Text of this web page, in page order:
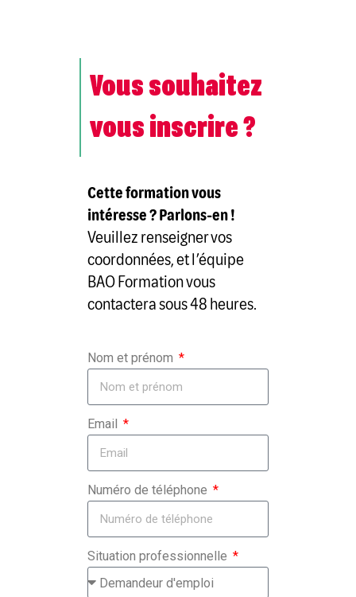
Vous souhaitez
vous inscrire ?
Cette formation vous
intéresse ? Parlons-en !
Veuillez renseigner vos
coordonnées, et l’équipe
BAO Formation vous
contactera sous 48 heures.
Nom et prénom
Email
Numéro de téléphone
Situation professionnelle